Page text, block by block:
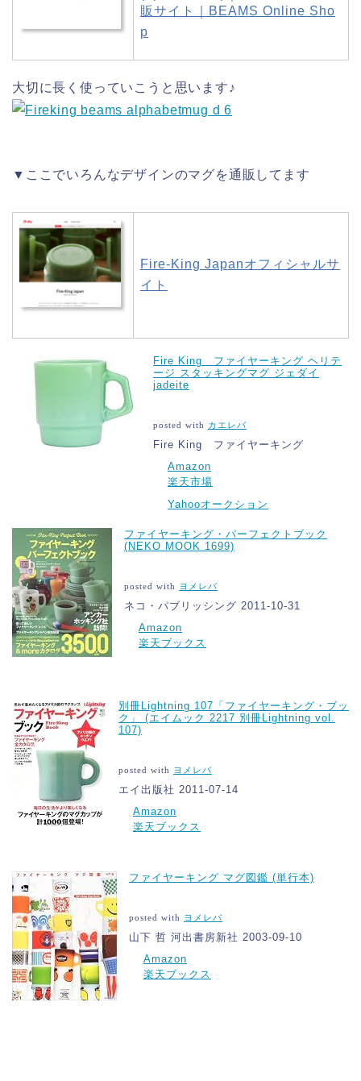
販サイト｜BEAMS Online Sho
p
大切に長く使っていこうと思います♪
▼ここでいろんなデザインのマグを通販してます
Fire-King Japanオフィシャルサ
イト
Fire King ファイヤーキング ヘリテ
ージ スタッキングマグ ジェダイ
jadeite
posted with カエレバ
Fire King ファイヤーキング
Amazon
楽天市場
Yahooオークション
ファイヤーキング・パーフェクトブック
(NEKO MOOK 1699)
posted with ヨメレバ
ネコ・パブリッシング 2011-10-31
Amazon
楽天ブックス
別冊Lightning 107「ファイヤーキング・ブッ
ク」 (エイムック 2217 別冊Lightning vol.
107)
posted with ヨメレバ
エイ出版社 2011-07-14
Amazon
楽天ブックス
ファイヤーキング マグ図鑑 (単行本)
posted with ヨメレバ
山下 哲 河出書房新社 2003-09-10
Amazon
楽天ブックス